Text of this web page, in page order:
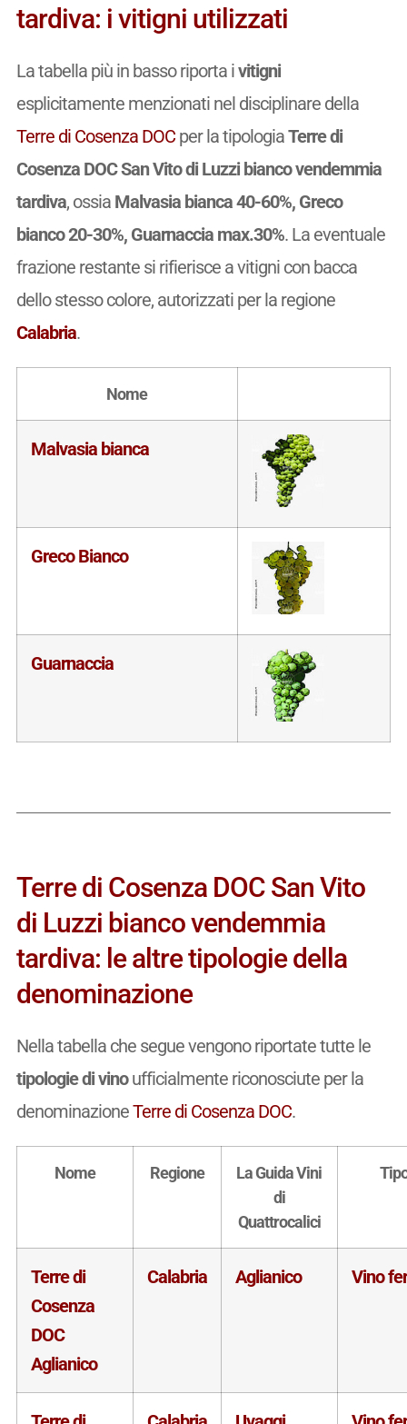
tardiva: i vitigni utilizzati
La tabella più in basso riporta ivitigni
esplicitamente menzionati nel disciplinare della
Terre di Cosenza DOCper la tipologiaTerre di
Cosenza DOC San Vito di Luzzi bianco vendemmia
tardiva, ossia Malvasia bianca 40-60%, Greco
bianco 20-30%, Guarnaccia max.30%. La eventuale
frazione restante si rifierisce a vitigni con bacca
dello stesso colore, autorizzati per la regione
Calabria.
Nome
Malvasia bianca
Greco Bianco
Guarnaccia
Terre di Cosenza DOC San Vito
di Luzzi bianco vendemmia
tardiva: le altre tipologie della
denominazione
Nella tabella che segue vengono riportate tutte le
tipologie di vinoufficialmente riconosciute per la
denominazioneTerre di Cosenza DOC.
Nome Regione
La Guida Vini
di
Quattrocalici
Terre di
Cosenza
DOC
Aglianico
Calabria Aglianico Vino